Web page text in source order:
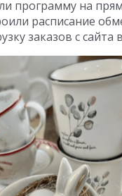
программу на
расписание
заказов с сайта